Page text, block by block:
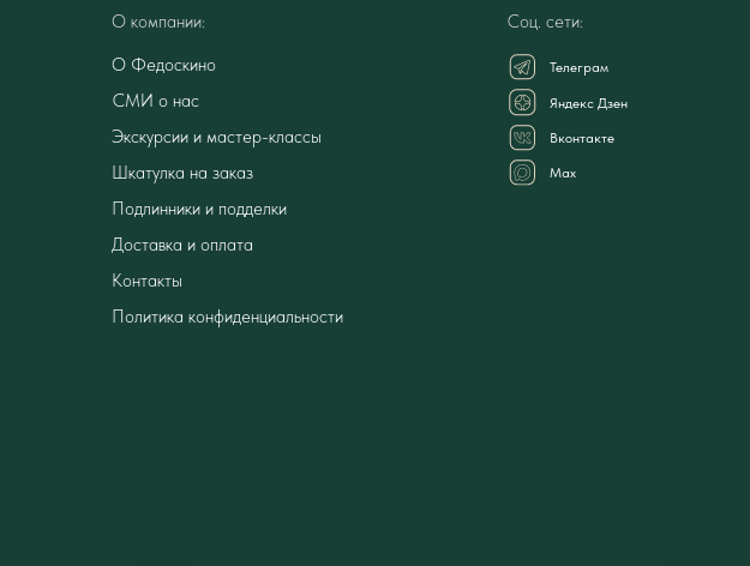
Вконтакте
Мах
Телеграм
Яндекс Дзен
О компании:
О Федоскино
Контакты
Экскурсии и мастер-классы
Подлинники и подделки
Доставка и оплата
Соц. сети:
Шкатулка на заказ
Политика конфиденциальности
СМИ о нас